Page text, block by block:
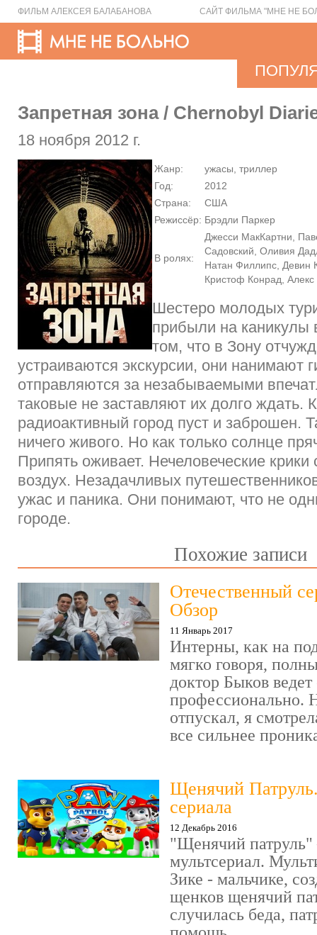
ФИЛЬМ АЛЕКСЕЯ БАЛАБАНОВА САЙТ ФИЛЬМА "МНЕ НЕ
Запретная зона / Chernobyl
18 ноября 2012 г.
Жанр:
ужасы, триллер
Год:
2012
Страна:
США
Режиссёр: Брэдли Паркер
В ролях:
Джесси МакКартни,
Садовский, Оливия
Натан Филлипс, Девин
Кристоф Конрад,
Шестеро молодых
прибыли на каникулы
том, что в Зону
устраиваются экскурсии, они нанимают
отправляются за незабываемыми
таковые не заставляют их долго ждать.
радиоактивный город пуст и заброшен.
ничего живого. Но как только солнце
Припять оживает. Нечеловеческие крики
воздух. Незадачливых
ужас и паника. Они понимают, что не
городе.
Похожие записи
Отечественный
Обзор
11 Январь 2017
Интерны, как на
мягко говоря,
доктор Быков ведет
профессионально.
отпускал, я
все сильнее
Щенячий
сериала
12 Декабрь 2016
"Щенячий патруль"
мультсериал.
Зике - мальчике,
щенков щенячий
случилась беда,